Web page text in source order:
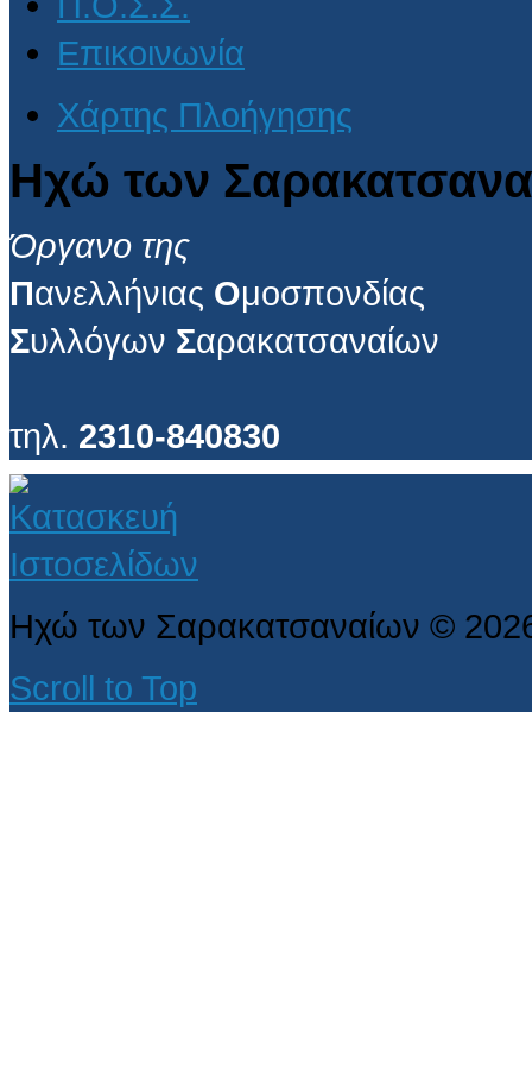
Επικοινωνία
Χάρτης Πλοήγησης
Ηχώ των
Όργανο της
Πανελλήνιας Ομοσπονδίας
Συλλόγων Σαρακατσαναίων
τηλ. 2310-840830
Ηχώ των Σαρακατσαναίων ©
Scroll to Top